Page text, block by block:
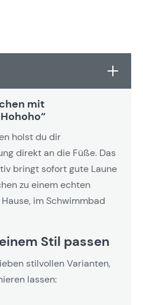
mit
holst du dir
direkt an die Füße. Das
bringt sofort gute Laune
zu einem echten
im Schwimmbad
Stil passen
stilvollen Varianten,
lassen: